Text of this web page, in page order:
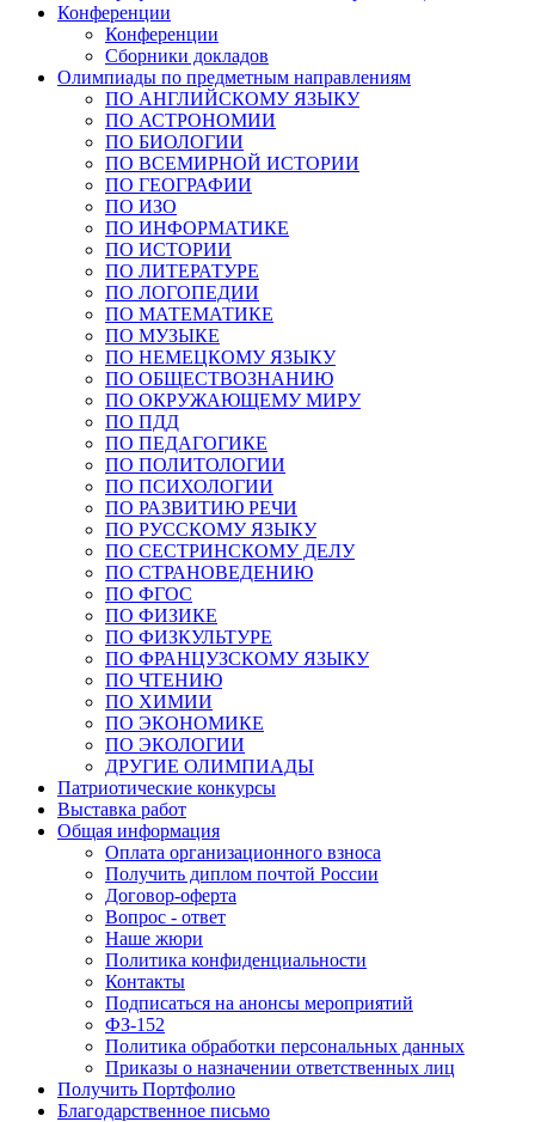
Конференции
Конференции
Сборники докладов
Олимпиады по предметным направлениям
ПО АНГЛИЙСКОМУ ЯЗЫКУ
ПО АСТРОНОМИИ
ПО БИОЛОГИИ
ПО ВСЕМИРНОЙ ИСТОРИИ
ПО ГЕОГРАФИИ
ПО ИЗО
ПО ИНФОРМАТИКЕ
ПО ИСТОРИИ
ПО ЛИТЕРАТУРЕ
ПО ЛОГОПЕДИИ
ПО МАТЕМАТИКЕ
ПО МУЗЫКЕ
ПО НЕМЕЦКОМУ ЯЗЫКУ
ПО ОБЩЕСТВОЗНАНИЮ
ПО ОКРУЖАЮЩЕМУ МИРУ
ПО ПДД
ПО ПЕДАГОГИКЕ
ПО ПОЛИТОЛОГИИ
ПО ПСИХОЛОГИИ
ПО РАЗВИТИЮ РЕЧИ
ПО РУССКОМУ ЯЗЫКУ
ПО СЕСТРИНСКОМУ ДЕЛУ
ПО СТРАНОВЕДЕНИЮ
ПО ФГОС
ПО ФИЗИКЕ
ПО ФИЗКУЛЬТУРЕ
ПО ФРАНЦУЗСКОМУ ЯЗЫКУ
ПО ЧТЕНИЮ
ПО ХИМИИ
ПО ЭКОНОМИКЕ
ПО ЭКОЛОГИИ
ДРУГИЕ ОЛИМПИАДЫ
Патриотические конкурсы
Выставка работ
Общая информация
Оплата организационного взноса
Получить диплом почтой России
Договор-оферта
Вопрос - ответ
Наше жюри
Политика конфиденциальности
Контакты
Подписаться на анонсы мероприятий
ФЗ-152
Политика обработки персональных данных
Приказы о назначении ответственных лиц
Получить Портфолио
Благодарственное письмо